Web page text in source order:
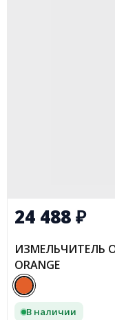
24 488₽
ИЗМЕЛЬЧИТЕЛЬ
ORANGE
В наличии